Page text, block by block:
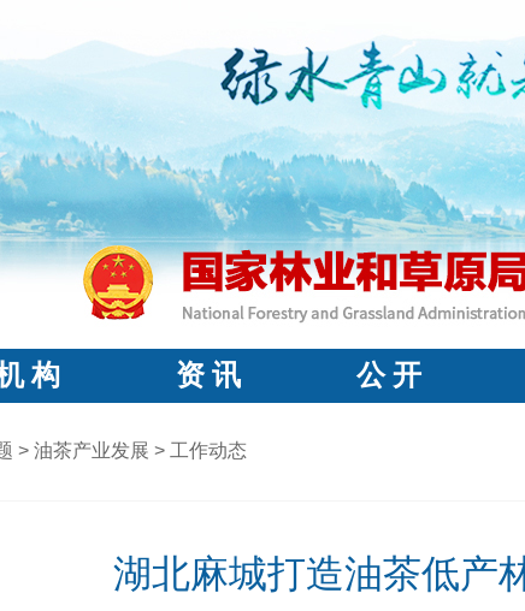
构 资 讯 公 开
> 油茶产业发展 > 工作动态
湖北麻城打造油茶低产